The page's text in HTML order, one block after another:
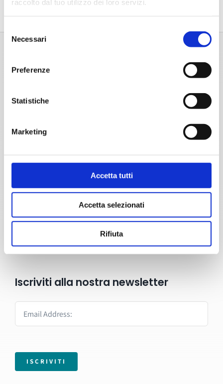
raccolto dal tuo utilizzo dei loro servizi.
delNecessari
Preferenze
Statistiche
Marketing
Accetta tutti
Accetta selezionati
Rifiuta
Home
Chi Siamo
Blog
Contatti
Iscriviti alla nostra newsletter
ISCRIVITI